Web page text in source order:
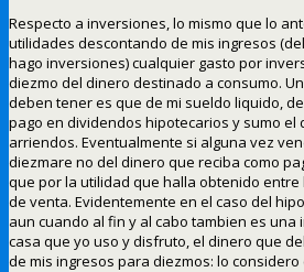
Respecto a inversiones, lo mismo que lo
utilidades descontando de mis ingresos
hago inversiones) cualquier gasto por
diezmo del dinero destinado a consumo.
deben tener es que de mi sueldo liquido,
pago en dividendos hipotecarios y sumo el
arriendos. Eventualmente si alguna vez
diezmare no del dinero que reciba como
que por la utilidad que halla obtenido
de venta. Evidentemente en el caso del
aun cuando al fin y al cabo tambien es una
casa que yo uso y disfruto, el dinero que
de mis ingresos para diezmos: lo considero